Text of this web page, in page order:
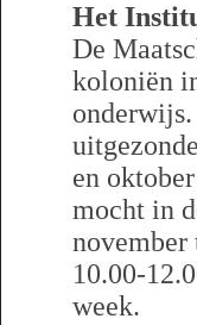
Het
De
koloniën
en
mocht in
november
10.00-
week.